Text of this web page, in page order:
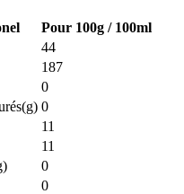
Pour 100g / 100ml
44
187
0
0
11
11
0
0